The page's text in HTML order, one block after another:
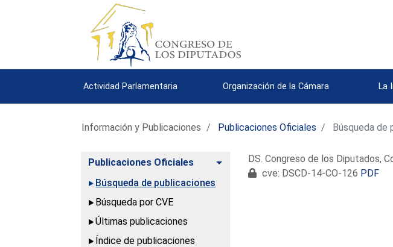
Actividad Parlamentaria Organización de la Cámara La
Información y Publicaciones Publicaciones Oficiales Búsqueda de
Publicaciones Oficiales
Alternar
Búsqueda de publicaciones
Búsqueda por CVE
Últimas publicaciones
Índice de publicaciones
DS. Congreso de los Diputados,
cve: DSCD-14-CO-126 PDF